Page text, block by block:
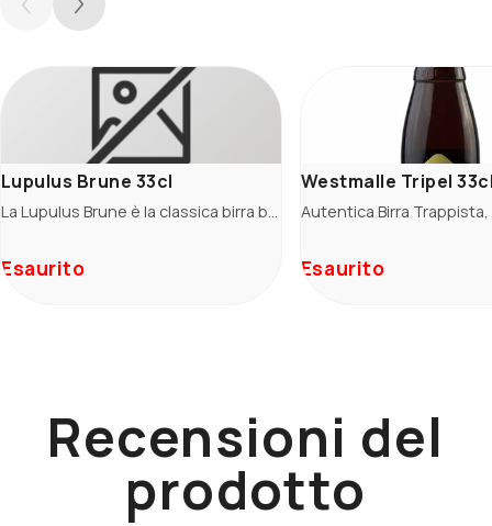
Lupulus Brune 33cl
La Lupulus Brune è la classica birra belga scura, con note dolci di frutta e caramello. Al palato offre un bel corpo pieno ed un finale leggermente amaro rendendo la birra perfettamente equilibrata e
Esaurito
Westmalle Tripel
Esaurito
Recensioni del
prodotto